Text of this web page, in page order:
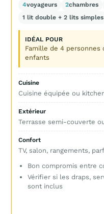
4voyageurs 2chambres
1 lit double + 2 lits simples
IDÉAL POUR
Famille de 4 personnes
enfants
Cuisine
Cuisine équipée ou
Extérieur
Terrasse semi-couverte
Confort
TV, salon, rangements,
Bon compromis entre
Vérifier si les draps,
sont inclus